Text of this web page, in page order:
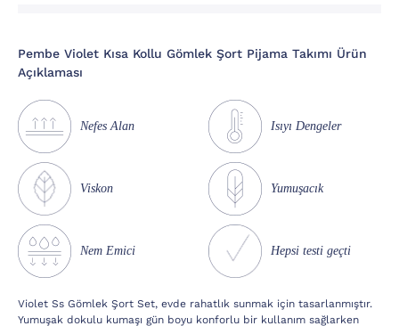
Pembe Violet Kısa Kollu Gömlek Şort Pijama Takımı Ürün
Açıklaması
Nefes Alan Isıyı Dengeler
Viskon Yumuşacık
Nem Emici Hepsi testi geçti
Violet Ss Gömlek Şort Set, evde rahatlık sunmak için tasarlanmıştır.
Yumuşak dokulu kumaşı gün boyu konforlu bir kullanım sağlarken